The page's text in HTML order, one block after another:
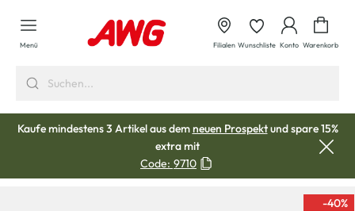
springen
Menü Filialen Wunschliste Konto Warenkorb
Kaufe mindestens 3 Artikel aus demneuen Prospektund spare 15%
extra mit
Code: 9710
-40%